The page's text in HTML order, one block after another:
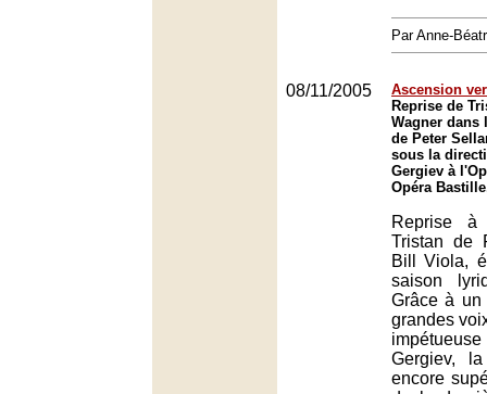
Par Anne-
08/11/2005
Ascension
Reprise de
Wagner dans
de Peter
sous la
Gergiev à
Opéra
Reprise
Tristan de
Bill Viola,
saison
Grâce à un
grandes
Gergiev,
encore